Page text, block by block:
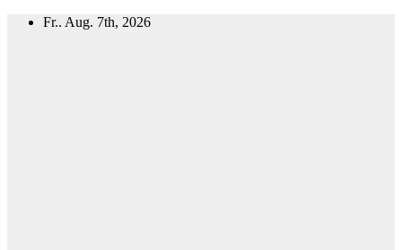
Zum
Fr.. Aug. 7th, 2026